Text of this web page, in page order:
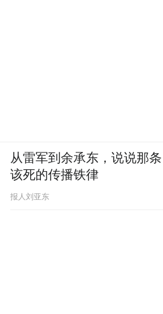
从雷军到余承东，说说那条
该死的传播铁律
报人刘亚东